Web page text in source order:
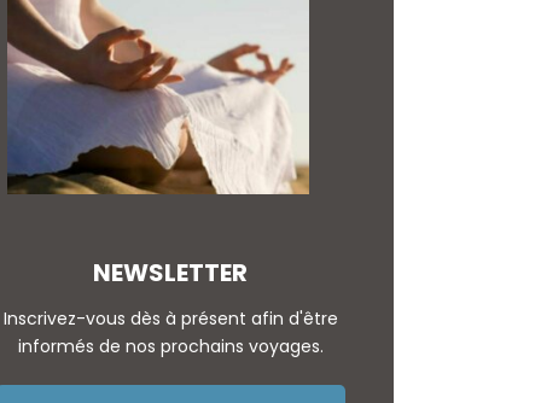
NEWSLETTER
Inscrivez-vous dès à présent afin d'être
informés de nos prochains voyages.